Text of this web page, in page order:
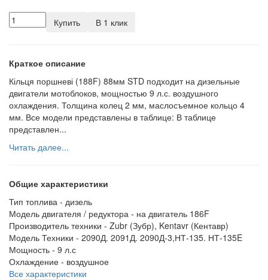
Купить В 1 клик
Краткое описание
Кільця поршневі (188F) 88мм STD подходит на дизельные
двигатели мотоблоков, мощностью 9 л.с. воздушного
охлаждения. Толщина колец 2 мм, маслосъемное кольцо 4
мм. Все модели представлены в таблице: В таблице
представлен...
Читать далее...
Общие характеристики
Тип топлива - дизель
Модель двигателя / редуктора - на двигатель 186F
Производитель техники - Zubr (Зубр), Kentavr (Кентавр)
Модель Техники - 2090Д. 2091Д. 2090Д-3,НТ-135. НТ-135E
Мощность - 9 л.с
Охлаждение - воздушное
Все характеристики